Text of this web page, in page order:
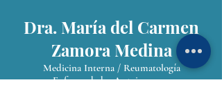
Medicina Interna / Reumatología
Enfermedades Autoinmunes
Dra. María del Carmen
Zamora Medina